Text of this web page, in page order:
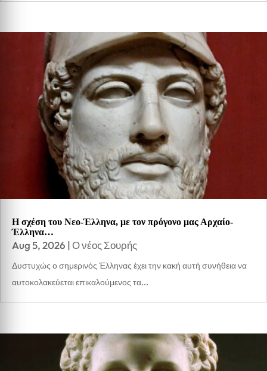
Η σχέση του Νεο-Έλληνα, με τον πρόγονο μας Αρχαίο-
Έλληνα…
Aug 5, 2026 |Ο νέος Σουρής
Δυστυχώς ο σημερινός Έλληνας έχει την κακή αυτή συνήθεια να
αυτοκολακεύεται επικαλούμενος τα...